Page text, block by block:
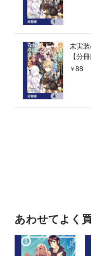
未実装
【分
88
あわせてよく